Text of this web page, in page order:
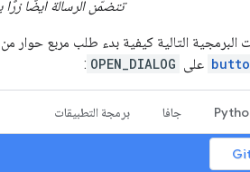
تتضمّن الرسالة أيضًا زرًا
البرمجية التالية كيفية بدء طلب مربع
على OPEN_DIALOG
:
جافا برمجة التطبيقات